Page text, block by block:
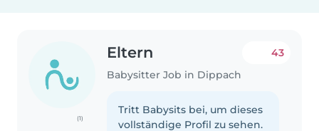
(1)
Eltern
Babysitter Job in Dippach
43
Tritt Babysits bei, um dieses
vollständige Profil zu sehen.